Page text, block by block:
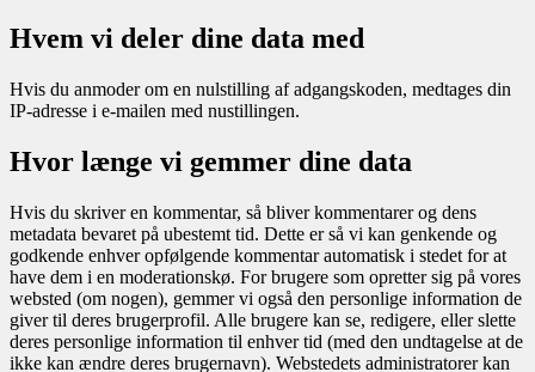
Hvem vi deler dine data med
Hvis du anmoder om en nulstilling af adgangskoden, medtages din
IP-adresse i e-mailen med nustillingen.
Hvor længe vi gemmer dine data
Hvis du skriver en kommentar, så bliver kommentarer og dens
metadata bevaret på ubestemt tid. Dette er så vi kan genkende og
godkende enhver opfølgende kommentar automatisk i stedet for at
have dem i en moderationskø. For brugere som opretter sig på vores
websted (om nogen), gemmer vi også den personlige information de
giver til deres brugerprofil. Alle brugere kan se, redigere, eller slette
deres personlige information til enhver tid (med den undtagelse at de
ikke kan ændre deres brugernavn). Webstedets administratorer kan